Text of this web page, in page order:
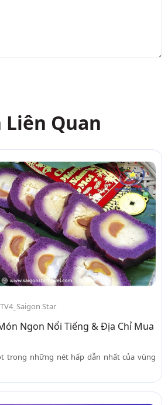
Liên Quan
Star
Ngon Nổi Tiếng & Địa Chỉ Mua
trong những nét hấp dẫn nhất của vùng